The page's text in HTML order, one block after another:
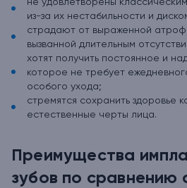
из-за их нестабильности и
страдают от выраженной
вызванной длительным
хотят получить постоянное и
которое не требует
особого ухода;
стремятся сохранить здоровье
естественные черты лица.
Преимущества
зубов по сравнению